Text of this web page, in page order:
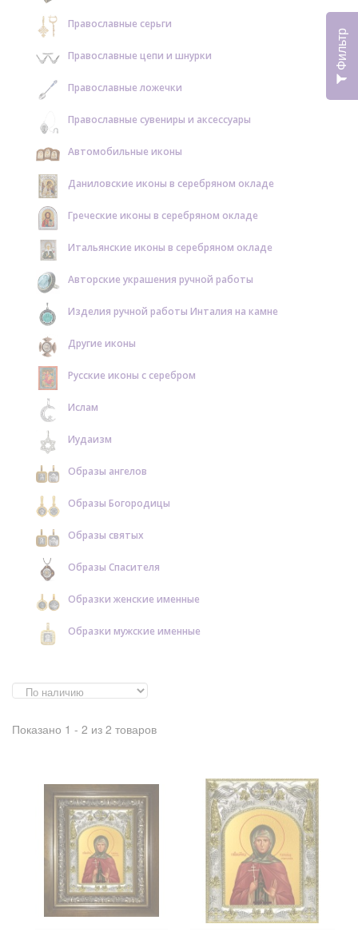
Фильтр
Православные серьги
Православные цепи и шнурки
Православные ложечки
Православные сувениры и аксессуары
Автомобильные иконы
Даниловские иконы в серебряном окладе
Греческие иконы в серебряном окладе
Итальянские иконы в серебряном окладе
Авторские украшения ручной работы
Изделия ручной работы Инталия на камне
Другие иконы
Русские иконы с серебром
Ислам
Иудаизм
Образы ангелов
Образы Богородицы
Образы святых
Образы Спасителя
Образки женские именные
Образки мужские именные
Показано 1 - 2 из 2 товаров